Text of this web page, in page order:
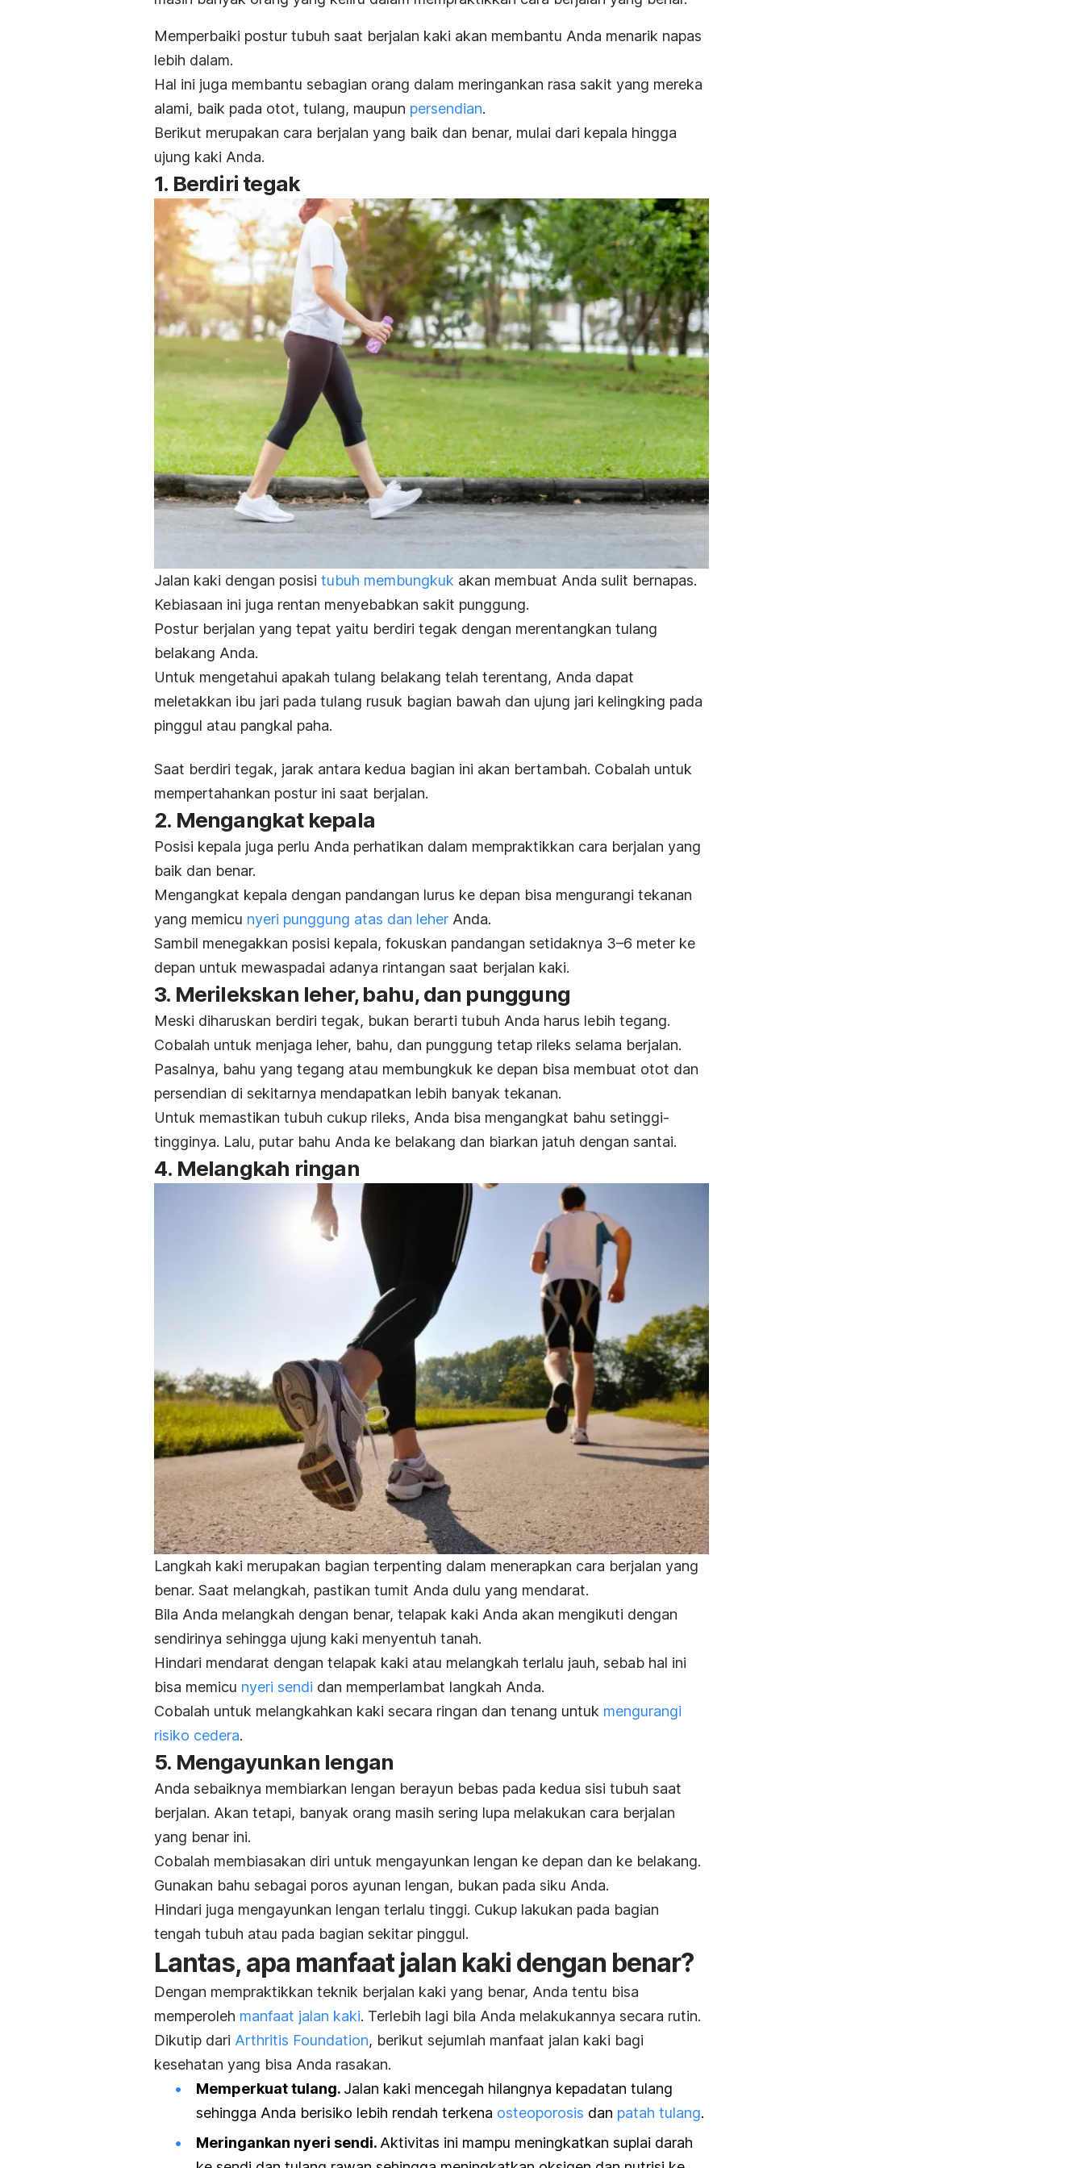
Memperbaiki postur tubuh saat berjalan kaki akan membantu Anda menarik napas
lebih dalam.
Hal ini juga membantu sebagian orang dalam meringankan rasa sakit yang mereka
alami, baik pada otot, tulang, maupun persendian.
Berikut merupakan cara berjalan yang baik dan benar, mulai dari kepala hingga
ujung kaki Anda.
1. Berdiri tegak
Jalan kaki dengan posisi tubuh membungkuk akan membuat Anda sulit bernapas.
Kebiasaan ini juga rentan menyebabkan sakit punggung.
Postur berjalan yang tepat yaitu berdiri tegak dengan merentangkan tulang
belakang Anda.
Untuk mengetahui apakah tulang belakang telah terentang, Anda dapat
meletakkan ibu jari pada tulang rusuk bagian bawah dan ujung jari kelingking pada
pinggul atau pangkal paha.
Saat berdiri tegak, jarak antara kedua bagian ini akan bertambah. Cobalah untuk
mempertahankan postur ini saat berjalan.
2. Mengangkat kepala
Posisi kepala juga perlu Anda perhatikan dalam mempraktikkan cara berjalan yang
baik dan benar.
Mengangkat kepala dengan pandangan lurus ke depan bisa mengurangi tekanan
yang memicu nyeri punggung atas dan leher Anda.
Sambil menegakkan posisi kepala, fokuskan pandangan setidaknya 3–6 meter ke
depan untuk mewaspadai adanya rintangan saat berjalan kaki.
3. Merilekskan leher, bahu, dan punggung
Meski diharuskan berdiri tegak, bukan berarti tubuh Anda harus lebih tegang.
Cobalah untuk menjaga leher, bahu, dan punggung tetap rileks selama berjalan.
Pasalnya, bahu yang tegang atau membungkuk ke depan bisa membuat otot dan
persendian di sekitarnya mendapatkan lebih banyak tekanan.
Untuk memastikan tubuh cukup rileks, Anda bisa mengangkat bahu setinggi-
tingginya. Lalu, putar bahu Anda ke belakang dan biarkan jatuh dengan santai.
4. Melangkah ringan
Langkah kaki merupakan bagian terpenting dalam menerapkan cara berjalan yang
benar. Saat melangkah, pastikan tumit Anda dulu yang mendarat.
Bila Anda melangkah dengan benar, telapak kaki Anda akan mengikuti dengan
sendirinya sehingga ujung kaki menyentuh tanah.
Hindari mendarat dengan telapak kaki atau melangkah terlalu jauh, sebab hal ini
bisa memicu nyeri sendi dan memperlambat langkah Anda.
Cobalah untuk melangkahkan kaki secara ringan dan tenang untuk mengurangi
risiko cedera.
5. Mengayunkan lengan
Anda sebaiknya membiarkan lengan berayun bebas pada kedua sisi tubuh saat
berjalan. Akan tetapi, banyak orang masih sering lupa melakukan cara berjalan
yang benar ini.
Cobalah membiasakan diri untuk mengayunkan lengan ke depan dan ke belakang.
Gunakan bahu sebagai poros ayunan lengan, bukan pada siku Anda.
Hindari juga mengayunkan lengan terlalu tinggi. Cukup lakukan pada bagian
tengah tubuh atau pada bagian sekitar pinggul.
Lantas, apa manfaat jalan kaki dengan benar?
Dengan mempraktikkan teknik berjalan kaki yang benar, Anda tentu bisa
memperoleh manfaat jalan kaki. Terlebih lagi bila Anda melakukannya secara rutin.
Dikutip dari Arthritis Foundation, berikut sejumlah manfaat jalan kaki bagi
kesehatan yang bisa Anda rasakan.
Memperkuat tulang. Jalan kaki mencegah hilangnya kepadatan tulang
sehingga Anda berisiko lebih rendah terkena osteoporosis dan patah tulang.
Meringankan nyeri sendi. Aktivitas ini mampu meningkatkan suplai darah